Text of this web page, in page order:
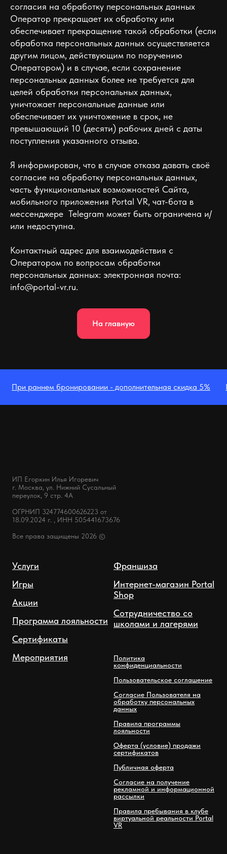
согласия на обработку персональных данных
Оператор прекращает их обработку или
обеспечивает прекращение такой обработки (если
обработка персональных данных осуществляется
другим лицом, действующим по поручению
Оператором) и в случае, если сохранение
персональных данных более не требуется для
целей обработки персональных данных,
уничтожает персональные данные или
обеспечивает их уничтожение в срок, не
превышающий 10 (десяти) рабочих дней с даты
поступления указанного отзыва.
Я информирован, что в случае отказа давать своё
согласие на обработку персональных данных,
часть функциональных возможностей Сайта,
мобильного приложения Portal VR, чат-бота в
мессенджере Telegram может быть ограничена и/
или недоступна.
Контактный адрес для взаимодействия с
Оператором по вопросам обработки
персональных данных: электронная почта:
info@portal-vr.ru.
На главную
При раннем бронировании - дополнительная скидка 5%
ИП Егоркин Илья Игоревич
г. Москва, ул. Нижний Сусальный
переулок, 9 стр. 4А
ОГРНИП 324774600626223 от
18.09.2024 г. , ИНН 505441673676
Все права защищены 2026 ©
Услуги
Игры
Акции
Программа лояльности
Сертификаты
Мероприятия
Франшиза
Интернет-магазин Portal
Shop
Сотрудничество со
школами и лагерями
Политика
конфиденциальности
Пользовательское соглашение
Согласие Пользователя на
обработку персональных
данных
Правила программы
лояльности
Оферта (условие) продажи
сертификатов
Публичная оферта
Согласие на получение
рекламной и информационной
рассылки
Правила пребывания в клубе
виртуальной реальности Portal
VR